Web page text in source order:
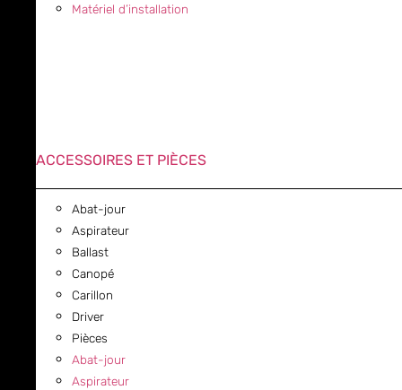
Matériel d’installation
ACCESSOIRES ET PIÈCES
Abat-jour
Aspirateur
Ballast
Canopé
Carillon
Driver
Pièces
Abat-jour
Aspirateur